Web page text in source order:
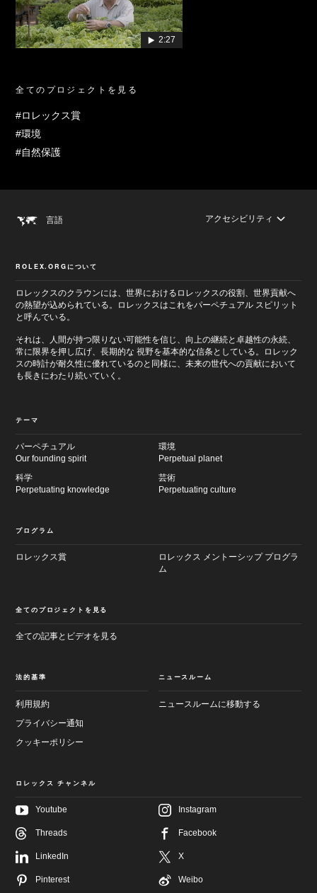
メ
イ
ン
画
面
進
ッ
ー
進
2:27
全てのプロジェクトを見る
#ロレックス賞
#環境
#自然保護
言語 アクセシビリティ
ROLEX.ORGについて
ロレックスのクラウンには、世界におけるロレックスの役割、世界貢献へ
の熱望が込められている。ロレックスはこれをパーペチュアル スピリット
と呼んでいる。
それは、人間が持つ限りない可能性を信じ、向上の継続と卓越性の永続、
常に限界を押し広げ、長期的な 視野を基本的な信条としている。ロレック
スの時計が耐久性に優れているのと同様に、未来の世代への貢献において
も長きにわたり続いていく。
テーマ
パーペチュアル
Our founding spirit
環境
Perpetual planet
科学
Perpetuating knowledge
芸術
Perpetuating culture
プログラム
ロレックス賞
ロレックス メントーシップ プログラ
ム
全てのプロジェクトを見る
全ての記事とビデオを見る
法的基準
利用規約
プライバシー通知
クッキーポリシー
ニュースルーム
ニュースルームに移動する
ロレックス チャンネル
Youtube Instagram
Threads Facebook
LinkedIn X
Pinterest Weibo